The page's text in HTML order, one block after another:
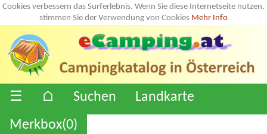
Cookies verbessern das Surferlebnis. Wenn Sie diese Internetseite nutzen,
stimmen Sie der Verwendung von Cookies Mehr Info
☰ ⌂ Suchen
Landkarte
Merkbox(0)